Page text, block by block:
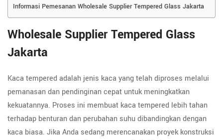
Informasi Pemesanan Wholesale Supplier Tempered Glass Jakarta
Wholesale Supplier Tempered Glass
Jakarta
Kaca tempered adalah jenis kaca yang telah diproses melalui
pemanasan dan pendinginan cepat untuk meningkatkan
kekuatannya. Proses ini membuat kaca tempered lebih tahan
terhadap benturan dan perubahan suhu dibandingkan dengan
kaca biasa. Jika Anda sedang merencanakan proyek konstruksi